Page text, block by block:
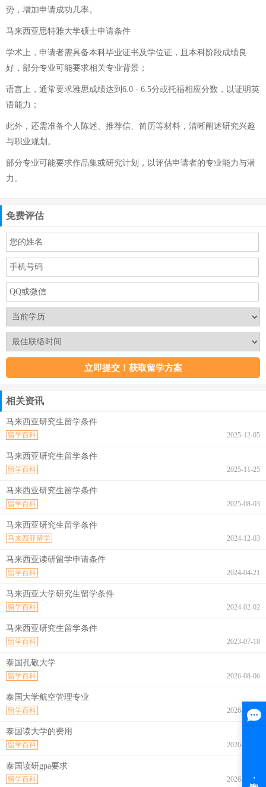
势，增加申请成功几率。
马来西亚思特雅大学硕士申请条件
学术上，申请者需具备本科毕业证书及学位证，且本科阶段成绩良
好，部分专业可能要求相关专业背景；
语言上，通常要求雅思成绩达到6.0 - 6.5分或托福相应分数，以证明英
语能力；
此外，还需准备个人陈述、推荐信、简历等材料，清晰阐述研究兴趣
与职业规划。
部分专业可能要求作品集或研究计划，以评估申请者的专业能力与潜
力。
免费评估
相关资讯
马来西亚研究生留学条件
2025-12-05
留学百科
马来西亚研究生留学条件
2025-11-25
留学百科
马来西亚研究生留学条件
2025-08-03
留学百科
马来西亚研究生留学条件
2024-12-03
马来西亚留学
马来西亚读研留学申请条件
2024-04-21
留学百科
马来西亚大学研究生留学条件
2024-02-02
留学百科
马来西亚研究生留学条件
2023-07-18
留学百科
泰国孔敬大学
2026-08-06
留学百科
泰国大学航空管理专业
2026-08-06
留学百科
泰国读大学的费用
2026-08-06
留学百科
泰国读研gpa要求
2026-08-06
留学百科